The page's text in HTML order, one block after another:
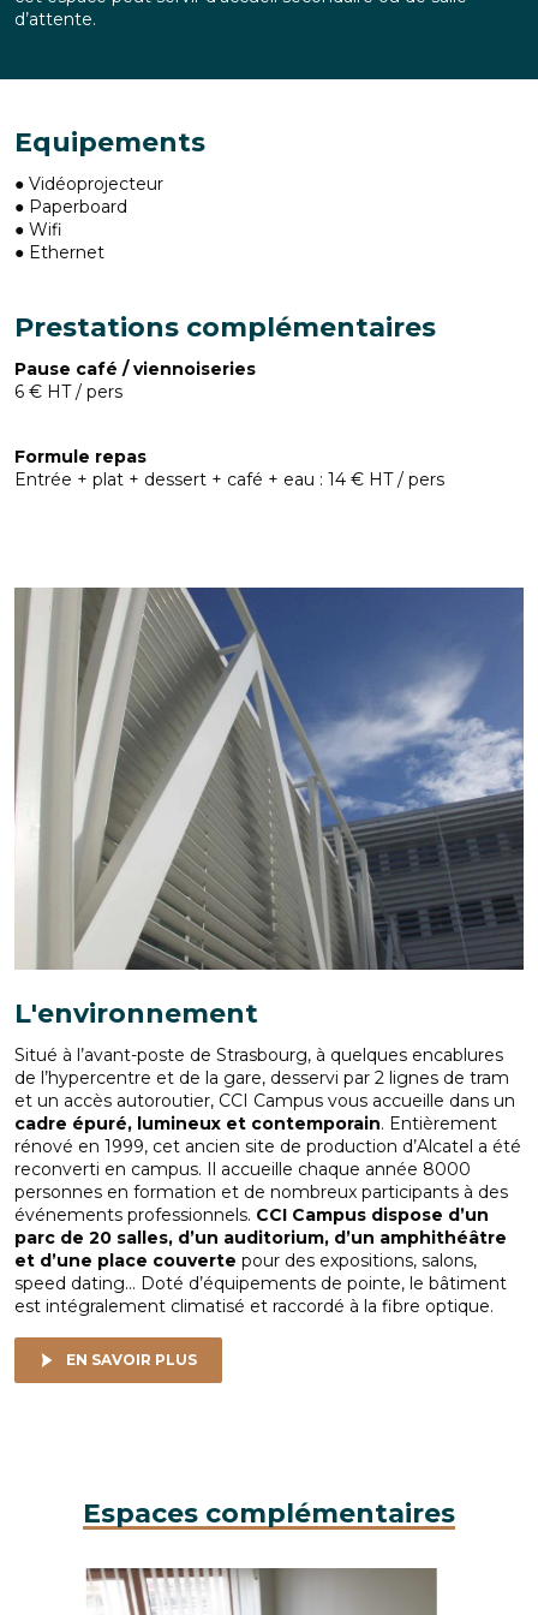
d’attente.
Equipements
● Vidéoprojecteur
● Paperboard
● Wifi
● Ethernet
Prestations complémentaires
Pause café / viennoiseries
6 € HT / pers
Formule repas
Entrée + plat + dessert + café + eau : 14 € HT / pers
L'environnement
Situé à l’avant-poste de Strasbourg, à quelques encablures
de l’hypercentre et de la gare, desservi par 2 lignes de tram
et un accès autoroutier, CCI Campus vous accueille dans un
cadre épuré, lumineux et contemporain. Entièrement
rénové en 1999, cet ancien site de production d’Alcatel a été
reconverti en campus. Il accueille chaque année 8000
personnes en formation et de nombreux participants à des
événements professionnels. CCI Campus dispose d’un
parc de 20 salles, d’un auditorium, d’un amphithéâtre
et d’une place couverte pour des expositions, salons,
speed dating… Doté d’équipements de pointe, le bâtiment
est intégralement climatisé et raccordé à la fibre optique.
EN SAVOIR PLUS
Espaces complémentaires
Bureau B23 / CCI Campus Strasbourg © LGa